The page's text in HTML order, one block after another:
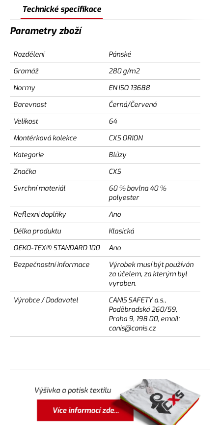
Technické specifikace
Parametry zboží
Rozdělení
Pánské
Gramáž
280 g/m2
Normy
EN ISO 13688
Barevnost
Černá/Červená
Velikost
64
Montérková kolekce
CXS ORION
Kategorie
Blůzy
Značka
CXS
Svrchní materiál
60 % bavlna 40 %
polyester
Reflexní doplňky
Ano
Délka produktu
Klasická
OEKO-TEX® STANDARD 100
Ano
Bezpečnostní informace
Výrobek musí být používán
za účelem, za kterým byl
vyroben.
Výrobce / Dodavatel
CANIS SAFETY a.s.,
Poděbradská 260/59,
Praha 9, 198 00, email:
canis@canis.cz